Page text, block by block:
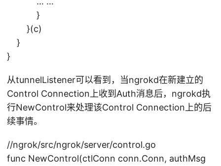
}
}(c)
}
}
从tunnelListener可以看到，当ngrokd在新建立的
Control Connection上收到Auth消息后，ngrokd执
行NewControl来处理该Control Connection上的后
续事情。
//ngrok/src/ngrok/server/control.go
func NewControl(ctlConn conn.Conn, authMsg